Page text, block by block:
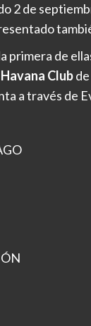
2 de
primera de
Havana Club
a través de